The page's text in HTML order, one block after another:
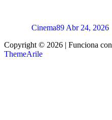
Cinema89 Abr 24, 2026
Copyright © 2026 | Funciona con
ThemeArile